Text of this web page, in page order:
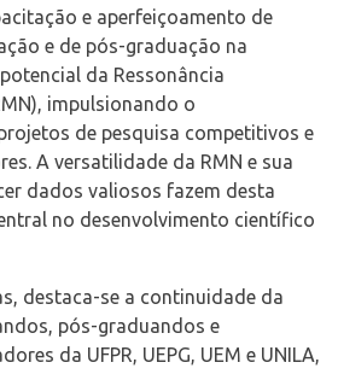
e aperfeiçoamento de
e de pós-graduação na
da Ressonância
impulsionando o
de pesquisa competitivos e
A versatilidade da RMN e sua
dados valiosos fazem desta
no desenvolvimento científico
destaca-se a continuidade da
pós-graduandos e
da UFPR, UEPG, UEM e UNILA,